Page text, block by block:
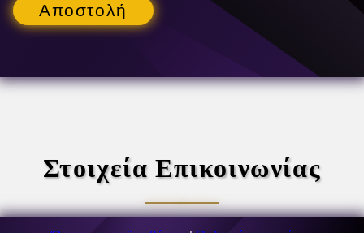
Αποστολή
Στοιχεία Επικοινωνίας